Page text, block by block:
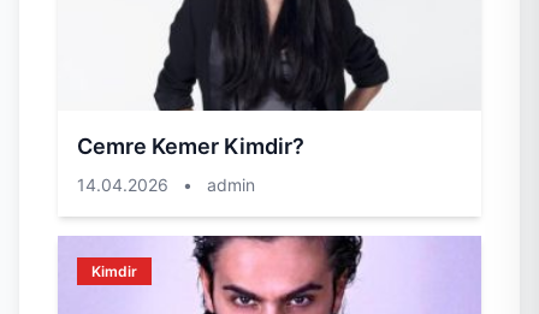
Cemre Kemer Kimdir?
14.04.2026 • admin
Kimdir